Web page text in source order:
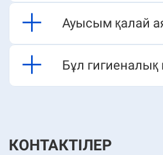
Ауысым қалай
Бұл гигиеналық
КОНТАКТІЛЕР